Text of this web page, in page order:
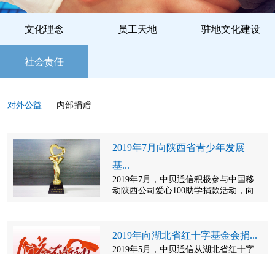
文化理念 员工天地 驻地文化建设
社会责任
对外公益 内部捐赠
2019年7月向陕西省青少年发展
基...
2019年7月，中贝通信积极参与中国移
动陕西公司爱心100助学捐款活动，向
2019年向湖北省红十字基金会捐...
2019年5月，中贝通信从湖北省红十字